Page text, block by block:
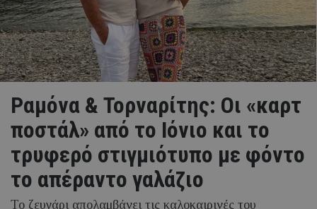
Ραμόνα & Τορναρίτης: Οι «καρτ
ποστάλ» από το Ιόνιο και το
τρυφερό στιγμιότυπο με φόντο
το απέραντο γαλάζιο
Το ζευγάρι απολαμβάνει τις καλοκαιρινές του